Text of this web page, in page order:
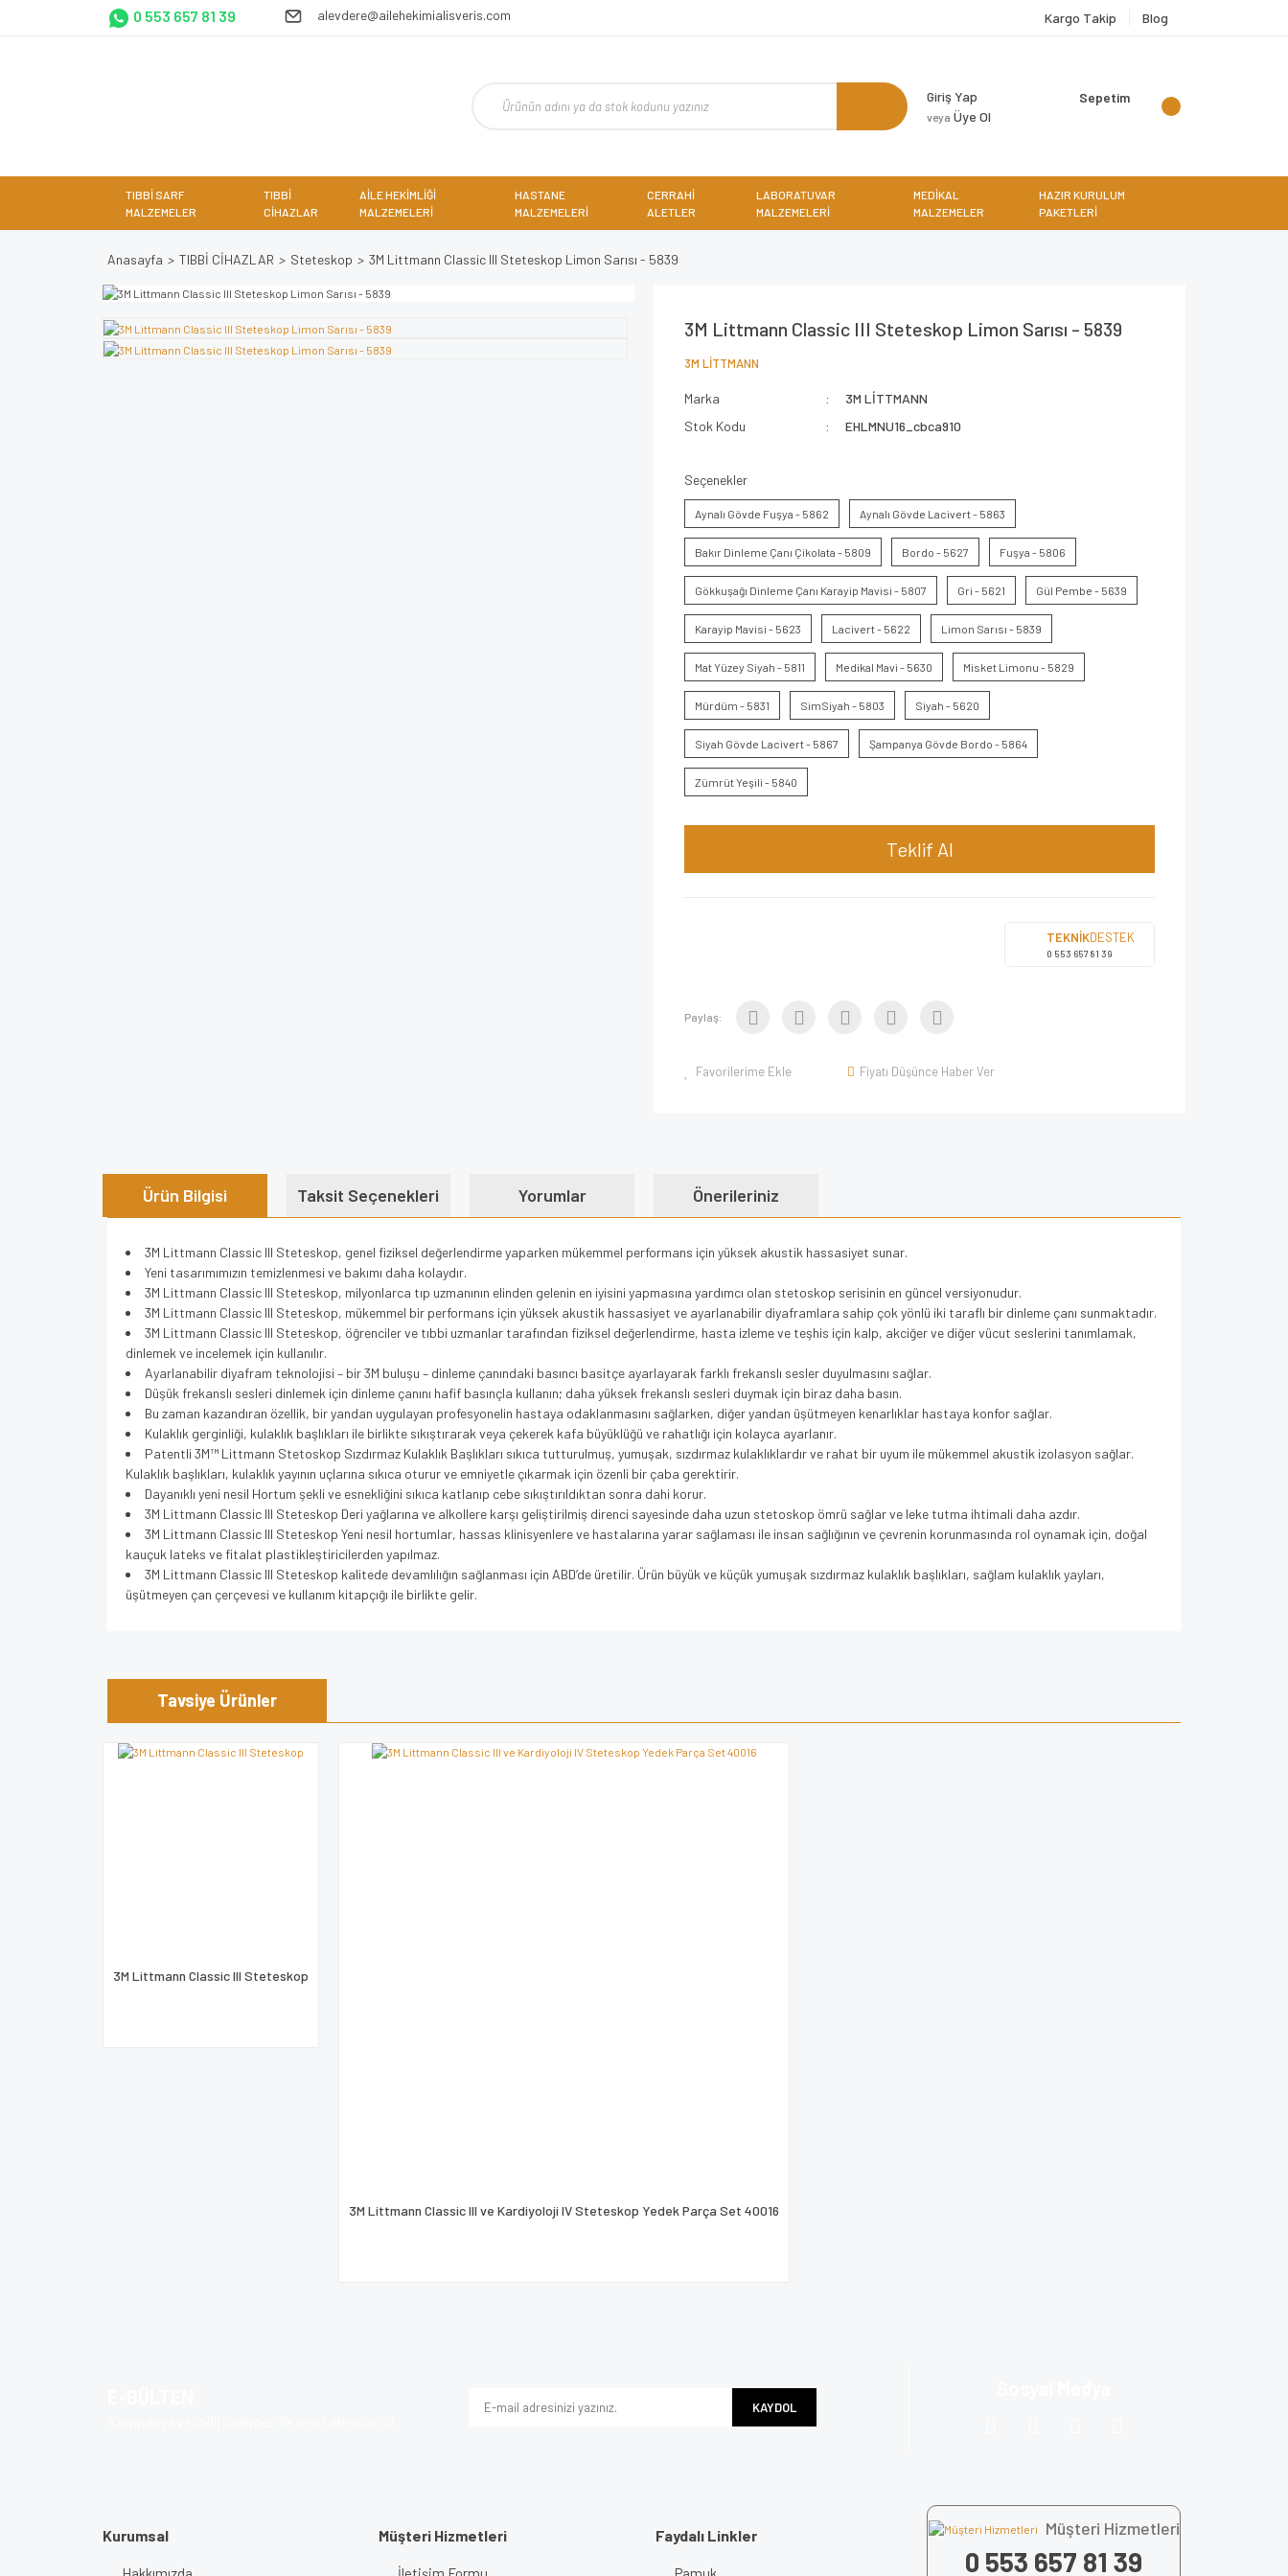
0 553 657 81 39 alevdere@ailehekimialisveris.com Kargo Takip Blog
Giriş Yap
veya Üye Ol
Sepetim
TIBBİ SARF
MALZEMELER
TIBBİ
CİHAZLAR
AİLE HEKİMLİĞİ
MALZEMELERİ
HASTANE
MALZEMELERİ
CERRAHİ
ALETLER
LABORATUVAR
MALZEMELERİ
MEDİKAL
MALZEMELER
HAZIR KURULUM
PAKETLERİ
Anasayfa TIBBİ CİHAZLAR Steteskop 3M Littmann Classic III Steteskop Limon Sarısı - 5839
3M Littmann Classic III Steteskop Limon Sarısı - 5839
3M LİTTMANN
Marka
3M LİTTMANN
Stok Kodu
EHLMNU16_cbca910
Seçenekler
Aynalı Gövde Fuşya - 5862 Aynalı Gövde Lacivert - 5863
Bakır Dinleme Çanı Çikolata - 5809 Bordo - 5627 Fuşya - 5806
Gökkuşağı Dinleme Çanı Karayip Mavisi - 5807 Gri - 5621 Gül Pembe - 5639
Karayip Mavisi - 5623 Lacivert - 5622 Limon Sarısı - 5839
Mat Yüzey Siyah - 5811 Medikal Mavi - 5630 Misket Limonu - 5829
Mürdüm - 5831 SimSiyah - 5803 Siyah - 5620
Siyah Gövde Lacivert - 5867 Şampanya Gövde Bordo - 5864
Zümrüt Yeşili - 5840
Teklif Al
TEKNİKDESTEK
0 553 657 81 39
Paylaş:
Fiyatı Düşünce Haber Ver
Ürün Bilgisi Taksit Seçenekleri Yorumlar Önerileriniz
3M Littmann Classic III Steteskop, genel fiziksel değerlendirme yaparken mükemmel performans için yüksek akustik hassasiyet sunar.
Yeni tasarımımızın temizlenmesi ve bakımı daha kolaydır.
3M Littmann Classic III Steteskop, milyonlarca tıp uzmanının elinden gelenin en iyisini yapmasına yardımcı olan stetoskop serisinin en güncel versiyonudur.
3M Littmann Classic III Steteskop, mükemmel bir performans için yüksek akustik hassasiyet ve ayarlanabilir diyaframlara sahip çok yönlü iki taraflı bir dinleme çanı sunmaktadır.
3M Littmann Classic III Steteskop, öğrenciler ve tıbbi uzmanlar tarafından fiziksel değerlendirme, hasta izleme ve teşhis için kalp, akciğer ve diğer vücut seslerini tanımlamak,
dinlemek ve incelemek için kullanılır.
Ayarlanabilir diyafram teknolojisi – bir 3M buluşu – dinleme çanındaki basıncı basitçe ayarlayarak farklı frekanslı sesler duyulmasını sağlar.
Düşük frekanslı sesleri dinlemek için dinleme çanını hafif basınçla kullanın; daha yüksek frekanslı sesleri duymak için biraz daha basın.
Bu zaman kazandıran özellik, bir yandan uygulayan profesyonelin hastaya odaklanmasını sağlarken, diğer yandan üşütmeyen kenarlıklar hastaya konfor sağlar.
Kulaklık gerginliği, kulaklık başlıkları ile birlikte sıkıştırarak veya çekerek kafa büyüklüğü ve rahatlığı için kolayca ayarlanır.
Patentli 3M™ Littmann Stetoskop Sızdırmaz Kulaklık Başlıkları sıkıca tutturulmuş, yumuşak, sızdırmaz kulaklıklardır ve rahat bir uyum ile mükemmel akustik izolasyon sağlar.
Kulaklık başlıkları, kulaklık yayının uçlarına sıkıca oturur ve emniyetle çıkarmak için özenli bir çaba gerektirir.
Dayanıklı yeni nesil Hortum şekli ve esnekliğini sıkıca katlanıp cebe sıkıştırıldıktan sonra dahi korur.
3M Littmann Classic III Steteskop Deri yağlarına ve alkollere karşı geliştirilmiş direnci sayesinde daha uzun stetoskop ömrü sağlar ve leke tutma ihtimali daha azdır.
3M Littmann Classic III Steteskop Yeni nesil hortumlar, hassas klinisyenlere ve hastalarına yarar sağlaması ile insan sağlığının ve çevrenin korunmasında rol oynamak için, doğal
kauçuk lateks ve fitalat plastikleştiricilerden yapılmaz.
3M Littmann Classic III Steteskop kalitede devamlılığın sağlanması için ABD’de üretilir. Ürün büyük ve küçük yumuşak sızdırmaz kulaklık başlıkları, sağlam kulaklık yayları,
üşütmeyen çan çerçevesi ve kullanım kitapçığı ile birlikte gelir.
Yorum Yaz
Görüş ve önerileriniz için teşekkür ederiz.
Ürün açıklamasında eksik bilgiler bulunuyor.
Tavsiye Ürünler
3M Littmann Classic III Steteskop
3M Littmann Classic III ve Kardiyoloji IV Steteskop Yedek Parça Set 40016
KAYDOL
Kurumsal Müşteri Hizmetleri Faydalı Linkler Müşteri Hizmetleri
0 553 657 81 39